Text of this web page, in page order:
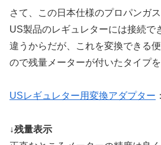
さて、この日本仕様のプロパンガ
US製品のレギュレターには接続で
違うからだが、これを変換できる
ので残量メーターが付いたタイプを
USレギュレター用変換アダプター
↓残量表示